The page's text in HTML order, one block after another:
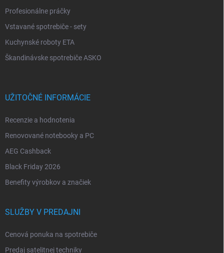
Profesionálne práčky
Vstavané spotrebiče - sety
Kuchynské roboty ETA
Škandinávske spotrebiče ASKO
UŽITOČNÉ INFORMÁCIE
Recenzie a hodnotenia
Renovované notebooky a PC
AEG Cashback
Black Friday 2026
Benefity výrobkov a značiek
SLUŽBY V PREDAJNI
Cenová ponuka na spotrebiče
Predaj satelitnej techniky